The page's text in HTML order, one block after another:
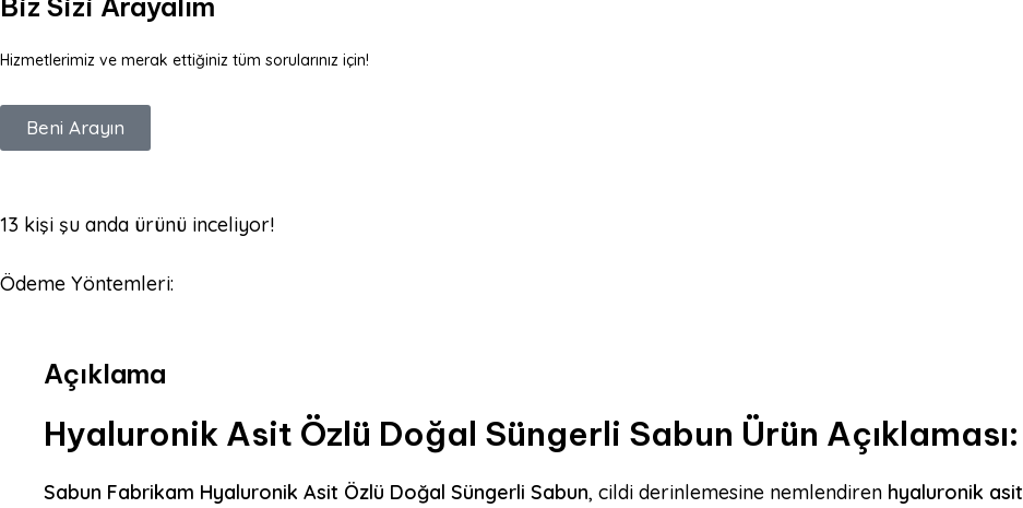
Biz Sizi Arayalım
Hizmetlerimiz ve merak ettiğiniz tüm sorularınız için!
Beni Arayın
13 kişi şu anda ürünü inceliyor!
Ödeme Yöntemleri:
Açıklama
Hyaluronik Asit Özlü Doğal Süngerli Sabun Ürün Açıklaması:
Sabun Fabrikam Hyaluronik Asit Özlü Doğal Süngerli Sabun, cildi derinlemesine nemlendiren hyaluronik asit